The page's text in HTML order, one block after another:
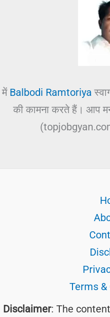
में Balbodi Ramtoriya
की कामना करते हैं। आप
Terms
Disclaimer: The